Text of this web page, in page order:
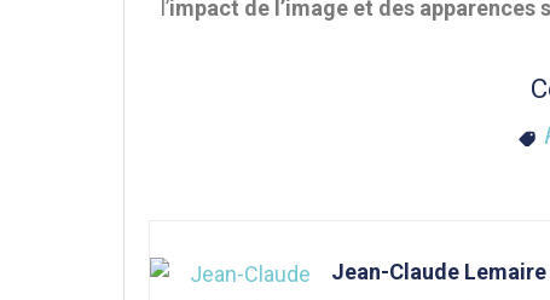
l’impact de l’image et des
Jean-Claude Lemaire